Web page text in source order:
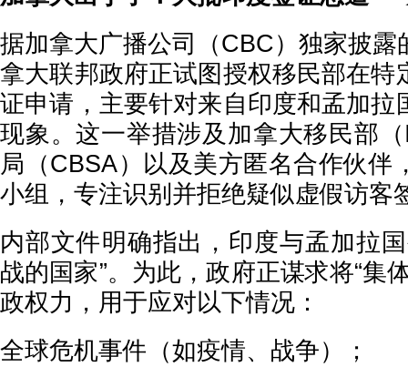
据加拿大广播公司（CBC）独家披露
拿大联邦政府正试图授权移民部在特
证申请，主要针对来自印度和孟加拉
现象。这一举措涉及加拿大移民部
局（CBSA）以及美方匿名合作伙伴
小组，专注识别并拒绝疑似虚假访客
内部文件明确指出，印度与孟加拉
战的国家”。为此，政府正谋求将“集
政权力，用于应对以下情况：
全球危机事件（如疫情、战争）；